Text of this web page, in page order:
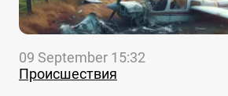
09 September 15:32
Происшествия